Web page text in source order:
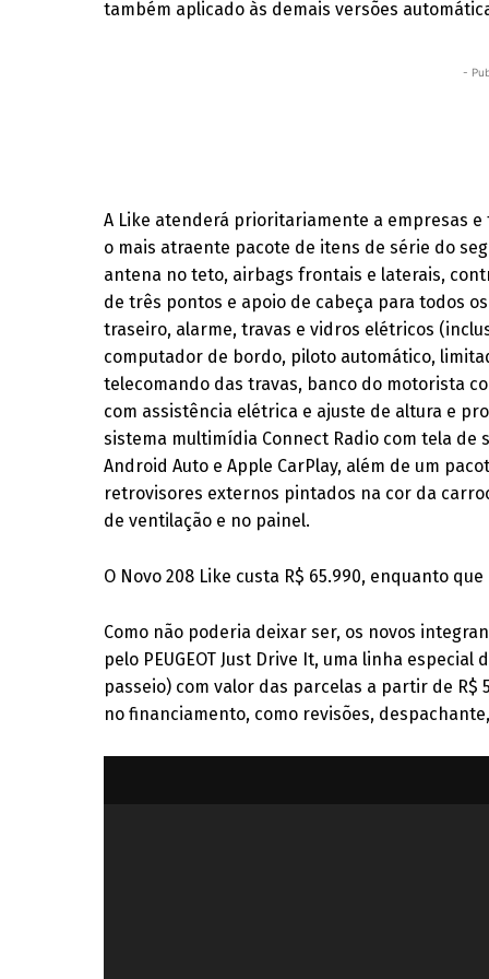
também aplicado às demais versões
-
A Like atenderá prioritariamente a empresas
o mais atraente pacote de itens de série do
antena no teto, airbags frontais e laterais,
de três pontos e apoio de cabeça para todos
traseiro, alarme, travas e vidros elétricos
computador de bordo, piloto automático,
telecomando das travas, banco do motorista
com assistência elétrica e ajuste de altura e
sistema multimídia Connect Radio com tela
Android Auto e Apple CarPlay, além de um
retrovisores externos pintados na cor da
de ventilação e no painel.
O Novo 208 Like custa R$ 65.990, enquanto
Como não poderia deixar ser, os novos
pelo PEUGEOT Just Drive It, uma linha
passeio) com valor das parcelas a partir de
no financiamento, como revisões,